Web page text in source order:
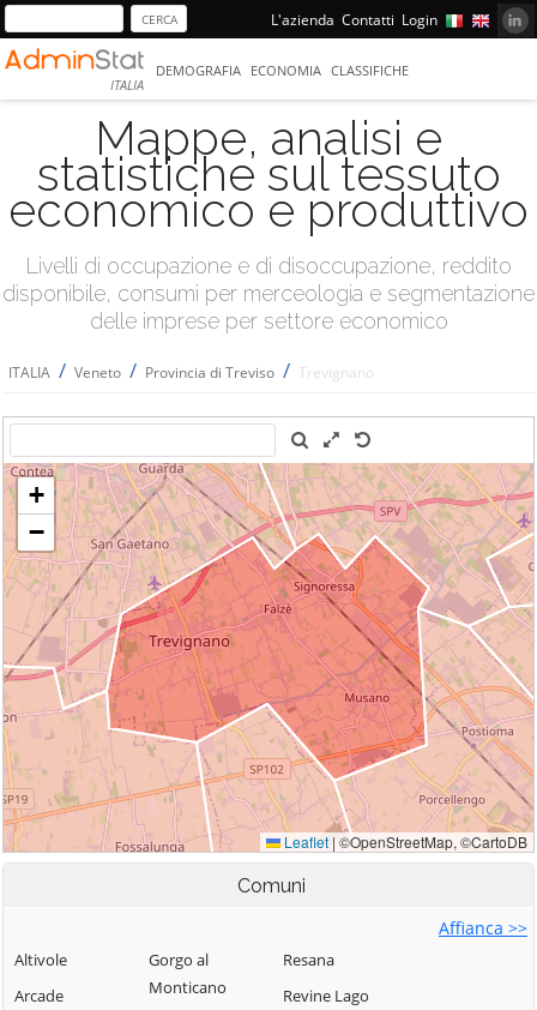
L'azienda Contatti Login
ITALIA
DEMOGRAFIA ECONOMIA CLASSIFICHE
Mappe, analisi e
statistiche sul tessuto
economico e produttivo
Livelli di occupazione e di disoccupazione, reddito
disponibile, consumi per merceologia e segmentazione
delle imprese per settore economico
ITALIA / Veneto / Provincia di Treviso / Trevignano
Comuni
Affianca >>
Altivole
Arcade
Gorgo al
Monticano
Resana
Revine Lago